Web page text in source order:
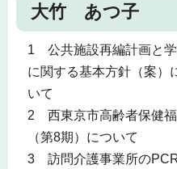
大竹 あつ子
1 公共施設再編計画と
に関する基本方針（案）
いて
2 西東京市高齢者保健
（第8期）について
3 訪問介護事業所の